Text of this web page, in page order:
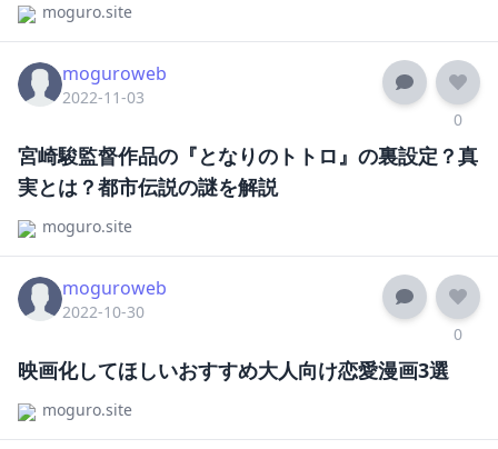
moguro.site
moguroweb
2022-11-03
0
宮崎駿監督作品の『となりのトトロ』の裏設定？真
実とは？都市伝説の謎を解説
moguro.site
moguroweb
2022-10-30
0
映画化してほしいおすすめ大人向け恋愛漫画3選
moguro.site